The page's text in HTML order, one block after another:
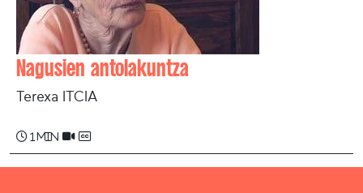
Nagusien antolakuntza
Terexa ITCIA
1 min